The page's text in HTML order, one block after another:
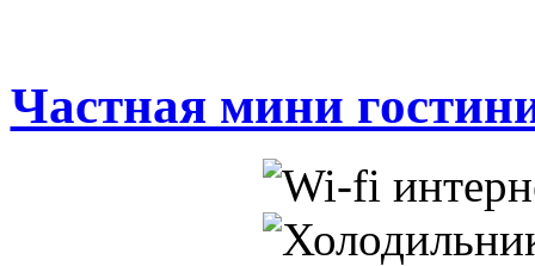
Частная мини